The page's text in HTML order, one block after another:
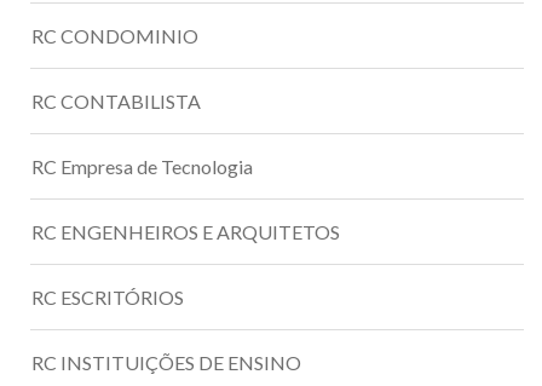
RC CONDOMINIO
RC CONTABILISTA
RC Empresa de Tecnologia
RC ENGENHEIROS E ARQUITETOS
RC ESCRITÓRIOS
RC INSTITUIÇÕES DE ENSINO